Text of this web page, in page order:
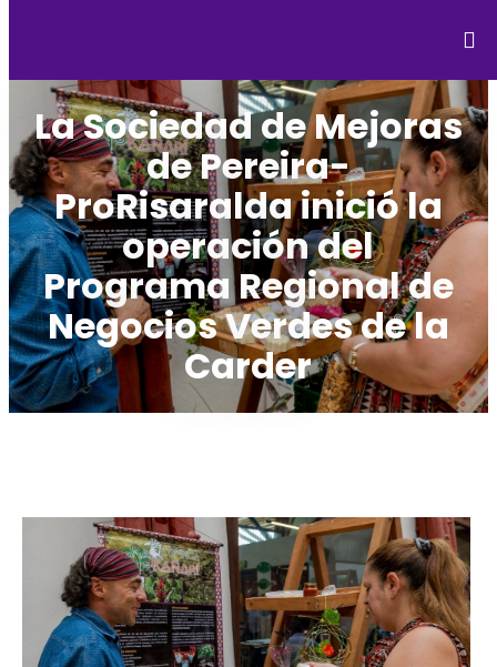
La Sociedad de Mejoras
de Pereira-
ProRisaralda inició la
operación del
Programa Regional de
Negocios Verdes de la
Carder